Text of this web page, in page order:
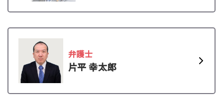
弁護士
片平 幸太郎